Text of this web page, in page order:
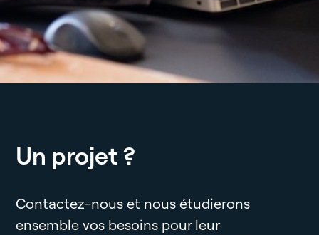
Un projet ?
Contactez-nous et nous étudierons
ensemble vos besoins pour leur